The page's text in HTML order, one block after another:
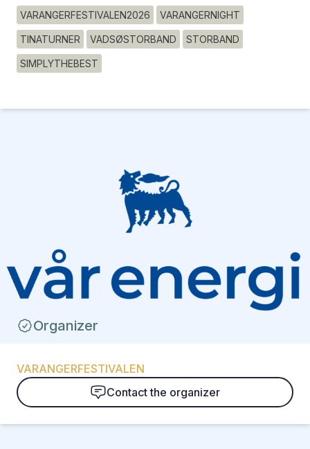
VARANGERFESTIVALEN2026 VARANGERNIGHT
TINATURNER VADSØSTORBAND STORBAND
SIMPLYTHEBEST
Organizer
VARANGERFESTIVALEN
Contact the organizer